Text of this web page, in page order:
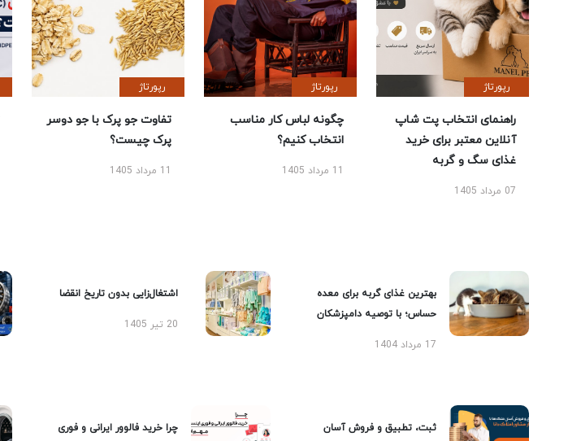
رپورتاژ
راهنمای انتخاب پت شاپ
آنلاین معتبر برای خرید
غذای سگ و گربه
07 مرداد 1405
رپورتاژ
چگونه لباس کار مناسب
انتخاب کنیم؟
11 مرداد 1405
رپورتاژ
تفاوت جو پرک با جو دوسر
پرک چیست؟
11 مرداد 1405
بهترین غذای گربه برای معده
حساس؛ با توصیه دامپزشکان
17 مرداد 1404
اشتغال‌زایی بدون تاریخ انقضا
20 تیر 1405
ثبت، تطبیق و فروش آسان
چرا خرید فالوور ایرانی و فوری